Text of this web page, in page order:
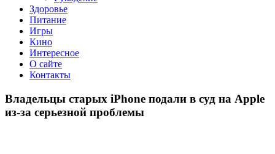
Здоровье
Питание
Игры
Кино
Интересное
О сайте
Контакты
Владельцы старых iPhone подали в суд на Apple
из-за серьезной проблемы